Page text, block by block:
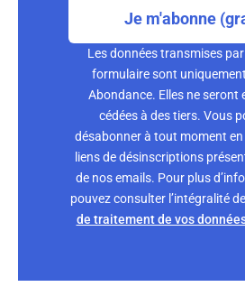
Je m'abonne
Les données transmises
formulaire sont
Abondance. Elles ne seront
cédées à des tiers. Vous
désabonner à tout moment
liens de désinscriptions
de nos emails. Pour plus
pouvez consulter l’intégralité de
de traitement de vos